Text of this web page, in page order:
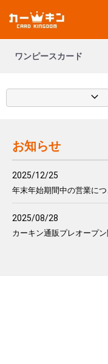
ワンピースカード
お知らせ
2025/12/25
年末年始期間中の営業に
2025/08/28
カーキン通販プレオープン